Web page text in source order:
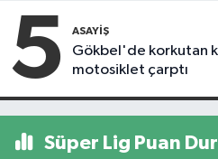
5 ASAYIŞ
Gökbel'de korkutan
motosiklet çarptı
Süper Lig Puan